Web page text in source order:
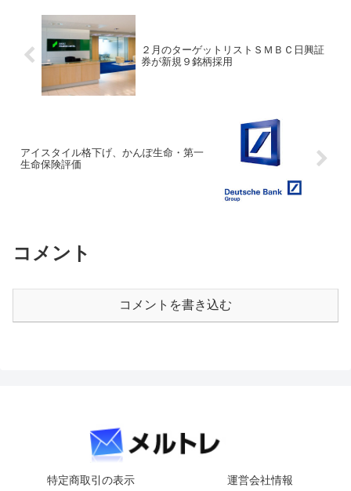
２月のターゲットリストＳＭＢＣ日興証
券が新規９銘柄採用
アイスタイル格下げ、かんぽ生命・第一
生命保険評価
コメント
コメントを書き込む
特定商取引の表示
運営会社情報